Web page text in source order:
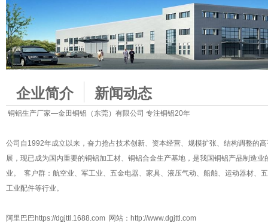
企业简介 新闻动态
铜铝生产厂家—金田铜铝（东莞）有限公司 专注铜铝20年
公司自1992年成立以来，奋力抢占技术创新、资本经营、规模扩张、结构调整的
展，现已成为国内重要的铜铝加工材、铜铝合金生产基地，是我国铜铝产品制造
业。 客户群：航空业、军工业、五金电器、家具、液压气动、船舶、运动器材、
工业配件等行业。
阿里巴巴https://dgjttl.1688.com 网站：http://www.dgjttl.com